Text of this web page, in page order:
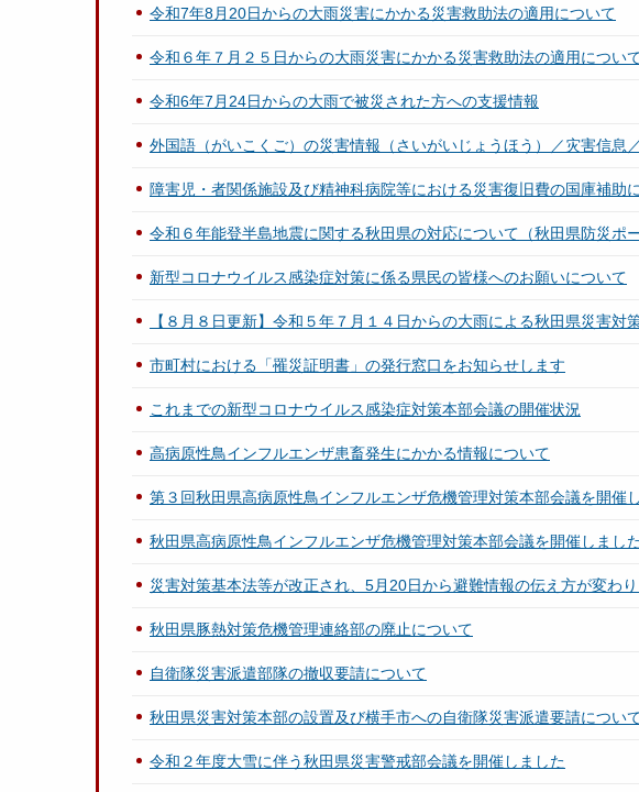
令和7年8月20日からの大雨災害にかかる災害救助法の適用について
令和６年７月２５日からの大雨災害にかかる災害救助法の適用につい
令和6年7月24日からの大雨で被災された方への支援情報
外国語（がいこくご）の災害情報（さいがいじょうほう）／灾害信息
障害児・者関係施設及び精神科病院等における災害復旧費の国庫補助
令和６年能登半島地震に関する秋田県の対応について（秋田県防災ポ
新型コロナウイルス感染症対策に係る県民の皆様へのお願いについて
【８月８日更新】令和５年７月１４日からの大雨による秋田県災害対
市町村における「罹災証明書」の発行窓口をお知らせします
これまでの新型コロナウイルス感染症対策本部会議の開催状況
高病原性鳥インフルエンザ患畜発生にかかる情報について
第３回秋田県高病原性鳥インフルエンザ危機管理対策本部会議を開催
秋田県高病原性鳥インフルエンザ危機管理対策本部会議を開催しまし
災害対策基本法等が改正され、5月20日から避難情報の伝え方が変わ
秋田県豚熱対策危機管理連絡部の廃止について
自衛隊災害派遣部隊の撤収要請について
秋田県災害対策本部の設置及び横手市への自衛隊災害派遣要請につい
令和２年度大雪に伴う秋田県災害警戒部会議を開催しました